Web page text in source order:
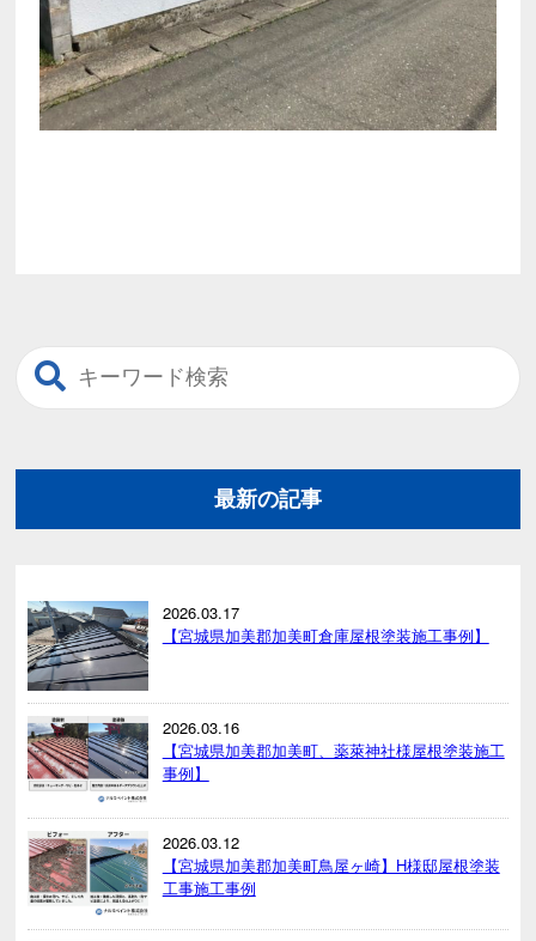
最新の記事
2026.03.17
【宮城県加美郡加美町倉庫屋根塗装施工事例】
2026.03.16
【宮城県加美郡加美町、薬萊神社様屋根塗装施工
事例】
2026.03.12
【宮城県加美郡加美町鳥屋ヶ崎】H様邸屋根塗装
工事施工事例